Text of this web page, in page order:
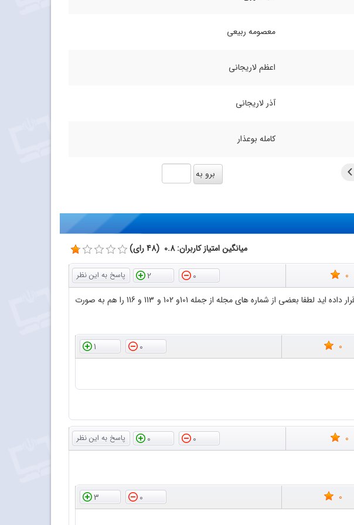
معصومه ربیعی
اعظم لاریجانی
آذر لاریجانی
کامله بوعذار
میانگین امتیاز کاربران: 0.8 (48 رای)
0
0
2
با سلام و عرض احترام سپاس فراوان از اینکه فایل پی دی اف مجلات رشد آموزش شیمی را در اختیار دوستداران قرار داده اید لطفا بعضی از شماره های مجله از جمله 101و 102 و 113 و 116 را هم به صورت
0
0
1
0
0
0
0
0
3